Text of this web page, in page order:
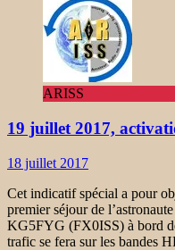
ARISS
19 juillet 2017,
18 juillet 2017
Cet indicatif spécial a pour
premier séjour de
KG5FYG (FX0ISS) à bord
trafic se fera sur les bandes